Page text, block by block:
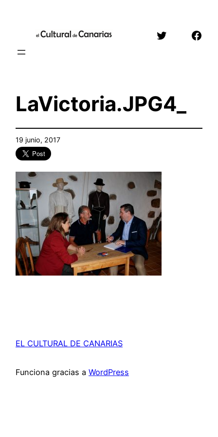
contenido
Twitter
LaVictoria.JPG4_
19 junio, 2017
EL CULTURAL DE CANARIAS
Funciona gracias a WordPress